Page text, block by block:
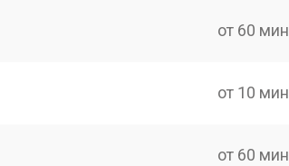
от 60 мин
от 10 мин
от 60 мин